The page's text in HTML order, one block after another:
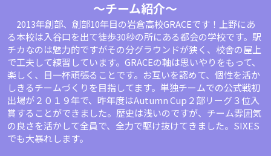
～チーム紹介～
2013年創部、創部10年目の岩倉高校GRACEです！上野にあ
る本校は入谷口を出て徒歩30秒の所にある都会の学校です。駅
チカなのは魅力的ですがその分グラウンドが狭く、校舎の屋上
で工夫して練習しています。GRACEの軸は思いやりをもって、
楽しく、目一杯頑張ることです。お互いを認めて、個性を活か
しきるチームづくりを目指してます。単独チームでの公式戦初
出場が２０１９年で、昨年度はAutumn Cup２部リーグ３位入
賞することができました。歴史は浅いのですが、チーム雰囲気
の良さを活かして全員で、全力で駆け抜けてきました。SIXES
でも大暴れします。